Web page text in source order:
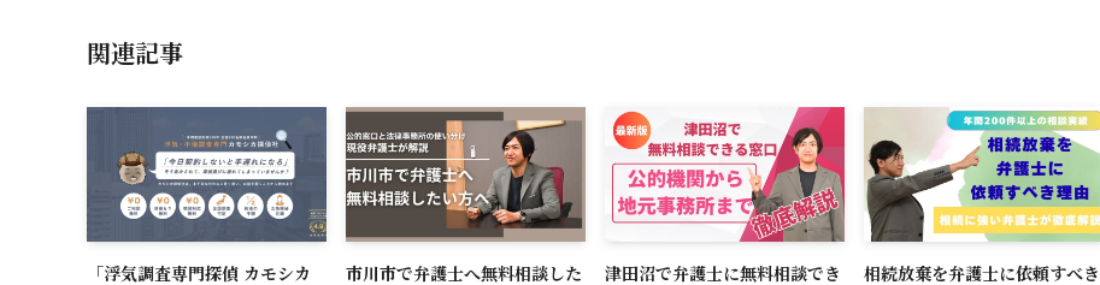
関連記事
「浮気調査専門探偵 カモシカ
市川市で弁護士へ無料相談した
津田沼で弁護士に無料相談でき
相続放棄を弁護士に依頼すべき